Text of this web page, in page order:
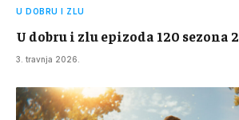
U DOBRU I ZLU
U dobru i zlu epizoda 120 sezona 2
3. travnja 2026.